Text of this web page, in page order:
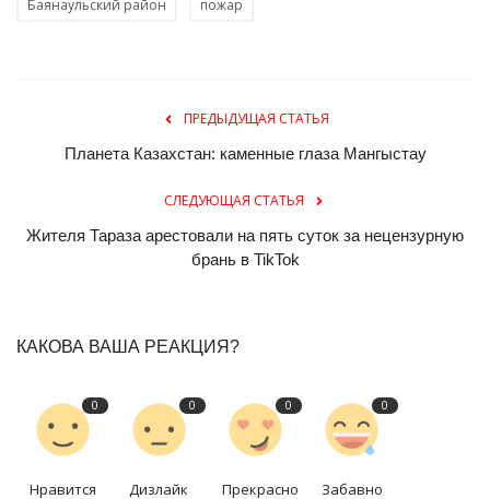
Баянаульский район пожар
ПРЕДЫДУЩАЯ СТАТЬЯ
Планета Казахстан: каменные глаза Мангыстау
СЛЕДУЮЩАЯ СТАТЬЯ
Жителя Тараза арестовали на пять суток за нецензурную
брань в TikTok
КАКОВА ВАША РЕАКЦИЯ?
0
Нравится
0
Дизлайк
0
Прекрасно
0
Забавно